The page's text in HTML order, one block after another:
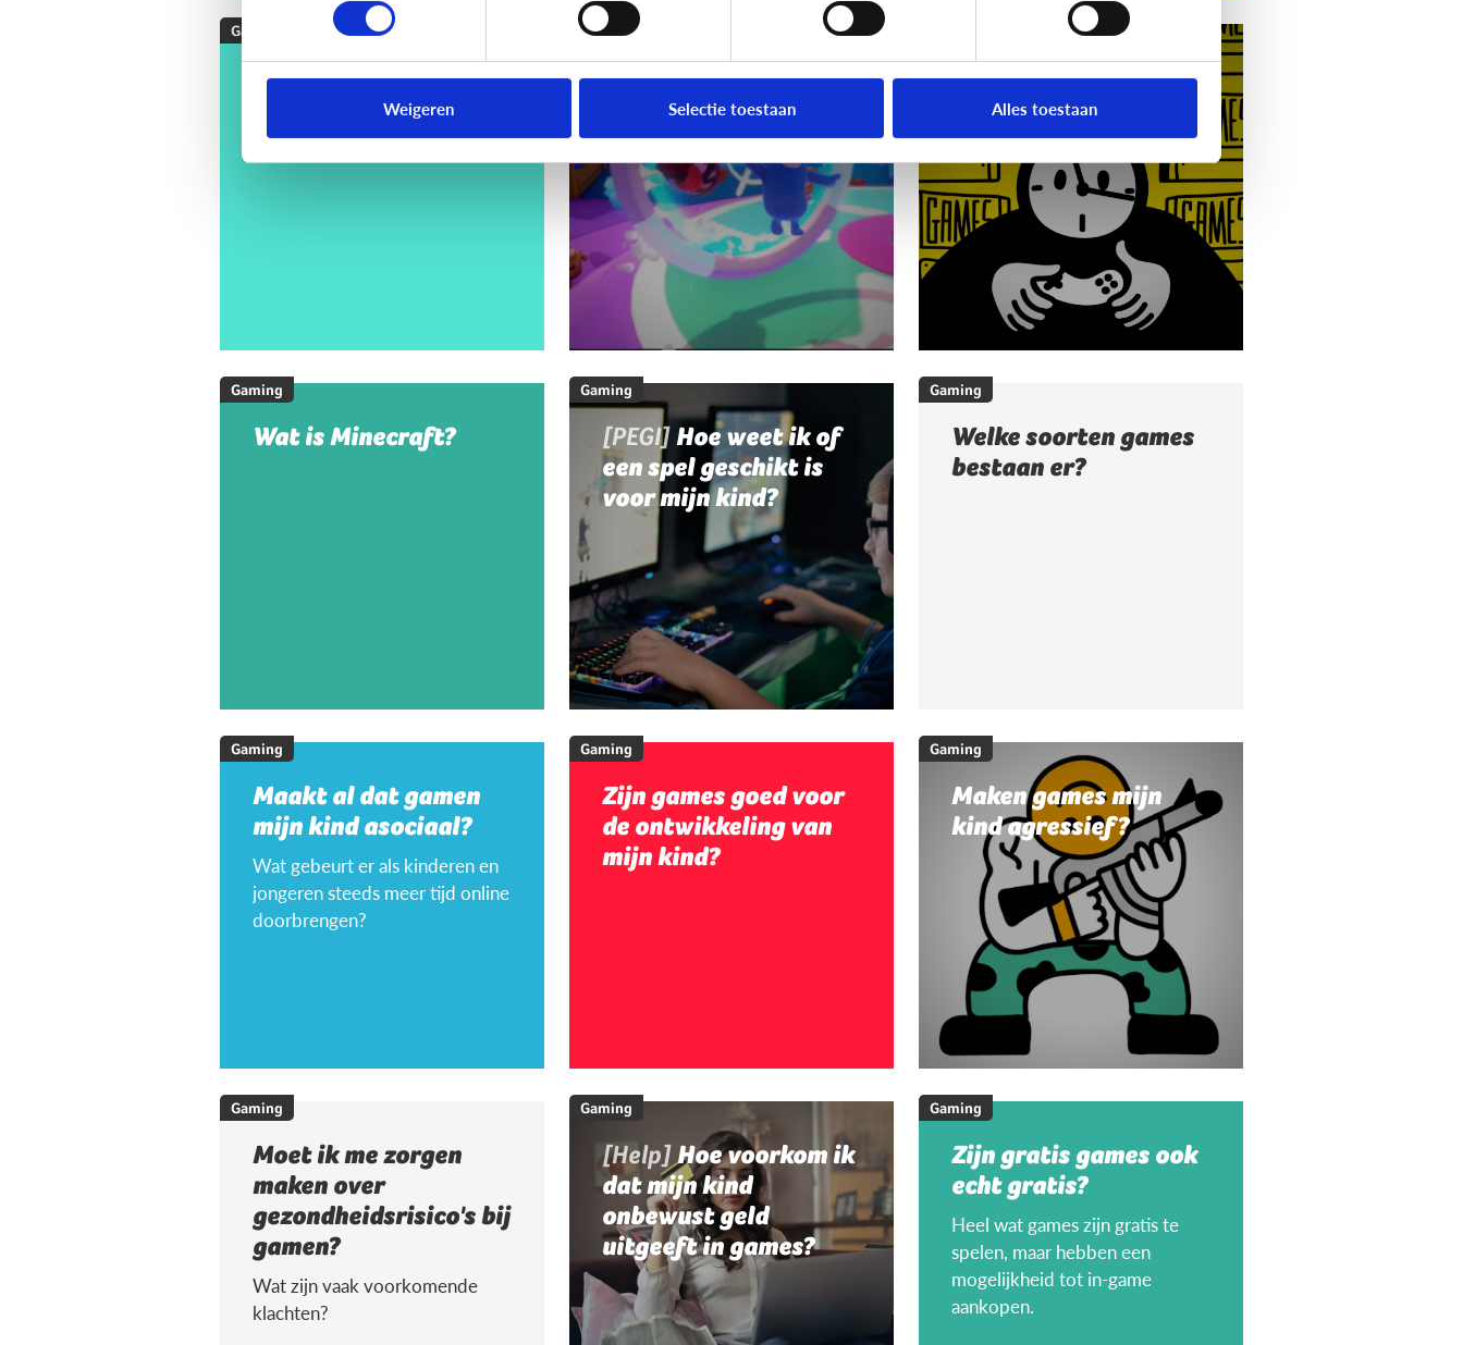
Weigeren Selectie toestaan Alles toestaan
Gaming
[Checklist]Hoe kies ik
een game voor mijn
kind?
Gaming
Wat is Fall Guys? [Video]Gamet mijn
kind teveel?
Gaming
Wat is Minecraft?
Gaming
[PEGI] Hoe weet ik of
een spel geschikt is
voor mijn kind?
Gaming
Welke soorten games
bestaan er?
Gaming
Maakt al dat gamen
mijn kind asociaal?
Wat gebeurt er als kinderen en
jongeren steeds meer tijd online
doorbrengen?
Gaming
Zijn games goed voor
de ontwikkeling van
mijn kind?
Gaming
Maken games mijn
kind agressief?
Gaming
Moet ik me zorgen
maken over
gezondheidsrisico's bij
gamen?
Wat zijn vaak voorkomende
klachten?
Gaming
[Help]Hoe voorkom ik
dat mijn kind
onbewust geld
uitgeeft in games?
Gaming
Zijn gratis games ook
echt gratis?
Heel wat games zijn gratis te
spelen, maar hebben een
mogelijkheid tot in-game
aankopen.